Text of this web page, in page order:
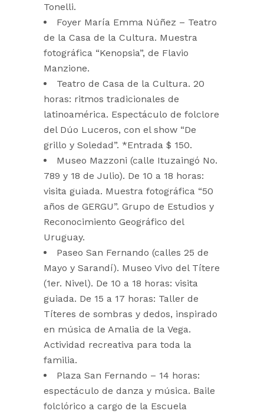
Tonelli.
Foyer María Emma Núñez – Teatro
de la Casa de la Cultura. Muestra
fotográfica “Kenopsia”, de Flavio
Manzione.
Teatro de Casa de la Cultura. 20
horas: ritmos tradicionales de
latinoamérica. Espectáculo de folclore
del Dúo Luceros, con el show “De
grillo y Soledad”. *Entrada $ 150.
Museo Mazzoni (calle Ituzaingó No.
789 y 18 de Julio). De 10 a 18 horas:
visita guiada. Muestra fotográfica “50
años de GERGU”. Grupo de Estudios y
Reconocimiento Geográfico del
Uruguay.
Paseo San Fernando (calles 25 de
Mayo y Sarandí). Museo Vivo del Títere
(1er. Nivel). De 10 a 18 horas: visita
guiada. De 15 a 17 horas: Taller de
Títeres de sombras y dedos, inspirado
en música de Amalia de la Vega.
Actividad recreativa para toda la
familia.
Plaza San Fernando – 14 horas:
espectáculo de danza y música. Baile
folclórico a cargo de la Escuela